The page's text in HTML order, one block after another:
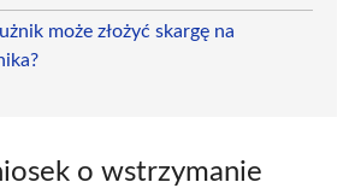
może złożyć skargę na
o wstrzymanie